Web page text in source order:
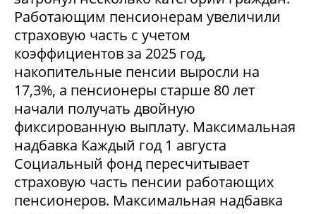
Работающим пенсионерам увеличили
страховую часть с учетом
коэффициентов за 2025 год,
накопительные пенсии выросли на
17,3%, а пенсионеры старше 80 лет
начали получать двойную
фиксированную выплату. Максимальная
надбавка Каждый год 1 августа
Социальный фонд пересчитывает
страховую часть пенсии работающих
пенсионеров. Максимальная надбавка